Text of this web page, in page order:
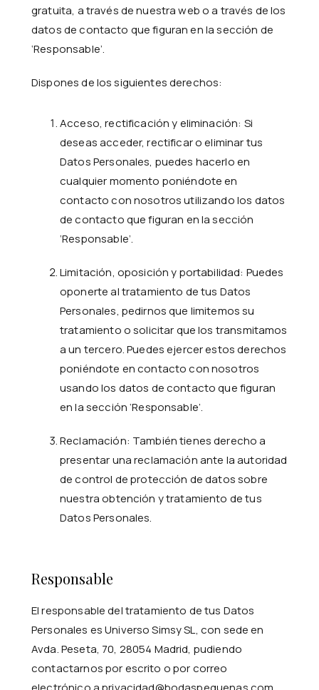
gratuita, a través de nuestra web o a través de los
datos de contacto que figuran en la sección de
‘Responsable’.
Dispones de los siguientes derechos:
Acceso, rectificación y eliminación: Si
deseas acceder, rectificar o eliminar tus
Datos Personales, puedes hacerlo en
cualquier momento poniéndote en
contacto con nosotros utilizando los datos
de contacto que figuran en la sección
‘Responsable’.
Limitación, oposición y portabilidad: Puedes
oponerte al tratamiento de tus Datos
Personales, pedirnos que limitemos su
tratamiento o solicitar que los transmitamos
a un tercero. Puedes ejercer estos derechos
poniéndote en contacto con nosotros
usando los datos de contacto que figuran
en la sección ‘Responsable’.
Reclamación: También tienes derecho a
presentar una reclamación ante la autoridad
de control de protección de datos sobre
nuestra obtención y tratamiento de tus
Datos Personales.
Responsable
El responsable del tratamiento de tus Datos
Personales es Universo Simsy SL, con sede en
Avda. Peseta, 70, 28054 Madrid, pudiendo
contactarnos por escrito o por correo